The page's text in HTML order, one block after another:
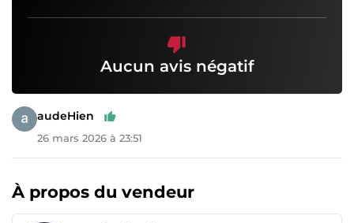
Aucun avis négatif
audeHien
26 mars 2026 à 23:51
À propos du vendeur